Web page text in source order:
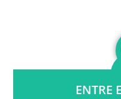
ENTRE